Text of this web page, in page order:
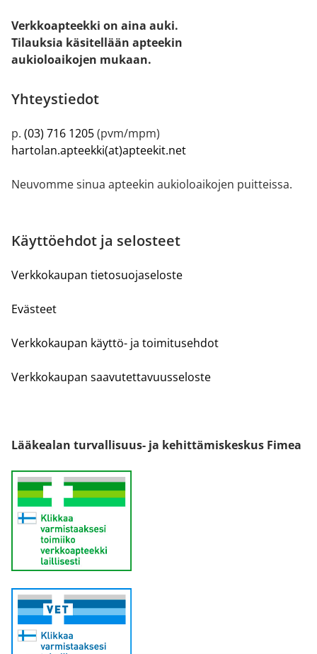
Verkkoapteekki on aina auki.
Tilauksia käsitellään apteekin
aukioloaikojen mukaan.
Yhteystiedot
p. (03) 716 1205(pvm/mpm)
hartolan.apteekki(at)apteekit.net
Neuvomme sinua apteekin aukioloaikojen puitteissa.
Käyttöehdot ja selosteet
Verkkokaupan tietosuojaseloste
Evästeet
Verkkokaupan käyttö- ja toimitusehdot
Verkkokaupan saavutettavuusseloste
Lääkealan turvallisuus- ja kehittämiskeskus Fimea